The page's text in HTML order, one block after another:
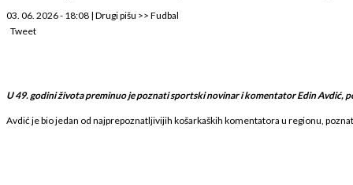
03. 06. 2026 - 18:08 | Drugi pišu >> Fudbal
Tweet
U 49. godini života preminuo je poznati sportski novinar i komentator Edin Avdić,
Avdić je bio jedan od najprepoznatljivijih košarkaških komentatora u regionu,